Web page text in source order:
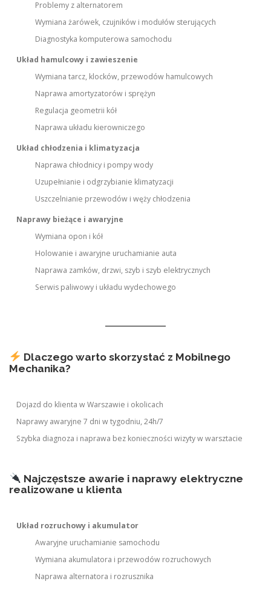
Problemy z alternatorem
Wymiana żarówek, czujników i modułów sterujących
Diagnostyka komputerowa samochodu
Układ hamulcowy i zawieszenie
Wymiana tarcz, klocków, przewodów hamulcowych
Naprawa amortyzatorów i sprężyn
Regulacja geometrii kół
Naprawa układu kierowniczego
Układ chłodzenia i klimatyzacja
Naprawa chłodnicy i pompy wody
Uzupełnianie i odgrzybianie klimatyzacji
Uszczelnianie przewodów i węży chłodzenia
Naprawy bieżące i awaryjne
Wymiana opon i kół
Holowanie i awaryjne uruchamianie auta
Naprawa zamków, drzwi, szyb i szyb elektrycznych
Serwis paliwowy i układu wydechowego
Dlaczego warto skorzystać z Mobilnego
Mechanika?
Dojazd do klienta w Warszawie i okolicach
Naprawy awaryjne 7 dni w tygodniu, 24h/7
Szybka diagnoza i naprawa bez konieczności wizyty w warsztacie
Najczęstsze awarie i naprawy elektryczne
realizowane u klienta
Układ rozruchowy i akumulator
Awaryjne uruchamianie samochodu
Wymiana akumulatora i przewodów rozruchowych
Naprawa alternatora i rozrusznika